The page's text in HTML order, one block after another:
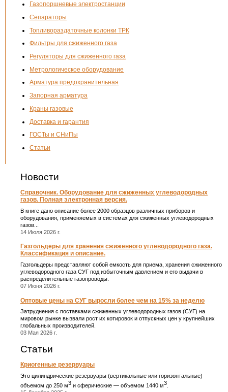
Газопоршневые электростанции
Сепараторы
Топливораздаточные колонки ТРК
Фильтры для сжиженного газа
Регуляторы для сжиженного газа
Метрологическое оборудование
Арматура предохранительная
Запорная арматура
Краны газовые
Доставка и гарантия
ГОСТы и СНиПы
Статьи
Новости
Справочник. Оборудование для сжиженных углеводородных
газов. Полная электронная версия.
В книге дано описание более 2000 образцов различных приборов и
оборудования, применяемых в системах для сжиженных углеводородных
газов...
14 Июля 2026 г.
Газгольдеры для хранения сжиженного углеводородного газа.
Классификация и описание.
Газгольдеры представляют собой емкость для приема, хранения сжиженного
углеводородного газа СУГ под избыточным давлением и его выдачи в
распределительные газопроводы.
07 Июня 2026 г.
Оптовые цены на СУГ выросли более чем на 15% за неделю
Затруднения с поставками сжиженных углеводородных газов (СУГ) на
мировом рынке вызвали рост их котировок и отпускных цен у крупнейших
глобальных производителей.
03 Мая 2026 г.
Статьи
Криогенные резервуары
Это цилиндрические резервуары (вертикальные или горизонтальные)
объемом до 250 м3 и сферические ― объемом 1440 м3